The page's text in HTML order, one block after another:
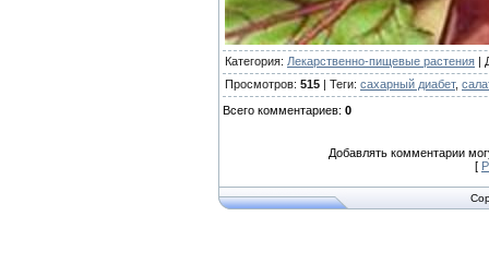
Категория: Лекарственно-пищевые растения |
Просмотров: 515 | Теги: сахарный диабет,
Всего комментариев: 0
Добавлять комментарии
[